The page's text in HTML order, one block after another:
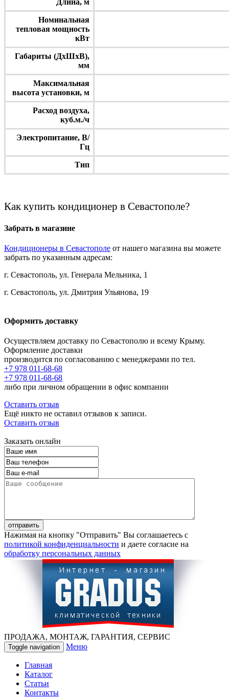
Номинальная
тепловая мощность
кВт
Габариты (ДхШхВ),
мм
Максимальная
высота установки, м
Расход воздуха,
куб.м./ч
Электропитание, В/
Гц
Тип
Как купить кондиционер в Севастополе?
Забрать в магазине
Кондиционеры в Севастополе от нашего магазина вы можете
забрать по указанным адресам:
г. Севастополь, ул. Генерала Мельника, 1
г. Севастополь, ул. Дмитрия Ульянова, 19
Оформить доставку
Осуществляем доставку по Севастополю и всему Крыму.
Оформление доставки
производится по согласованию с менеджерами по тел.
+7 978 011-68-68
+7 978 011-68-68
либо при личном обращении в офис компании
Оставить отзыв
Ещё никто не оставил отзывов к записи.
Оставить отзыв
Заказать онлайн
Нажимая на кнопку "Отправить" Вы соглашаетесь с
политикой конфиденциальности и даете согласие на
обработку персональных данных
ПРОДАЖА, МОНТАЖ, ГАРАНТИЯ, СЕРВИС
Toggle navigation Меню
Главная
Каталог
Статьи
Контакты